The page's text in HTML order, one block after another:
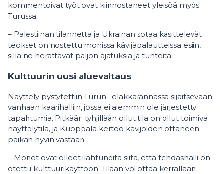
kommentoivat työt ovat kiinnostaneet yleisöä myös
Turussa.
– Palestiinan tilannetta ja Ukrainan sotaa käsittelevät
teokset on nostettu monissa kävijäpalautteissa esiin,
sillä ne herättävät paljon ajatuksia ja tunteita.
Kulttuurin uusi aluevaltaus
Näyttely pystytettiin Turun Telakkarannassa sijaitsevaan
vanhaan kaarihalliin, jossa ei aiemmin ole järjestetty
tapahtumia. Pitkään tyhjillään ollut tila on ollut toimiva
näyttelytila, ja Kuoppala kertoo kävijöiden ottaneen
paikan hyvin vastaan.
– Monet ovat olleet ilahtuneita siitä, että tehdashalli on
otettu kulttuurikäyttöön. Tilaan voi ottaa kerrallaan